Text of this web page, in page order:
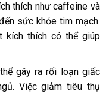
thích như caffeine và
sức khỏe tim mạch.
kích thích có thể giúp
gây ra rối loạn giấc
Việc giảm tiêu thụ